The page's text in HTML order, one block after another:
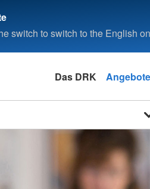
switch to switch to the English
Das DRK Angebote